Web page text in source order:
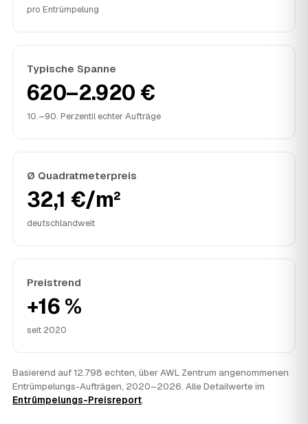
pro Entrümpelung
Typische Spanne
620–2.920 €
10.–90. Perzentil echter Aufträge
Ø Quadratmeterpreis
32,1 €/m²
deutschlandweit
Preistrend
+16 %
seit 2020
Basierend auf 12.798 echten, über AWL Zentrum angenommenen
Entrümpelungs-Aufträgen, 2020–2026. Alle Detailwerte im
Entrümpelungs-Preisreport.